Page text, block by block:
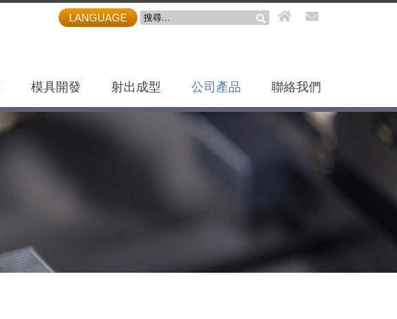
LANGUAGE
模具開發 射出成型 公司產品 聯絡我們